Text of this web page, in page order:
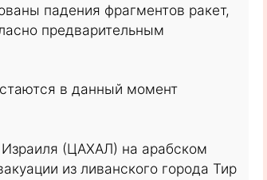
падения фрагментов ракет,
предварительным
в данный момент
(ЦАХАЛ) на арабском
из ливанского города Тир